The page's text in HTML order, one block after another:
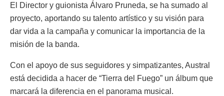
El Director y guionista Álvaro Pruneda, se ha sumado al
proyecto, aportando su talento artístico y su visión para
dar vida a la campaña y comunicar la importancia de la
misión de la banda.
Con el apoyo de sus seguidores y simpatizantes, Austral
está decidida a hacer de “Tierra del Fuego” un álbum que
marcará la diferencia en el panorama musical.